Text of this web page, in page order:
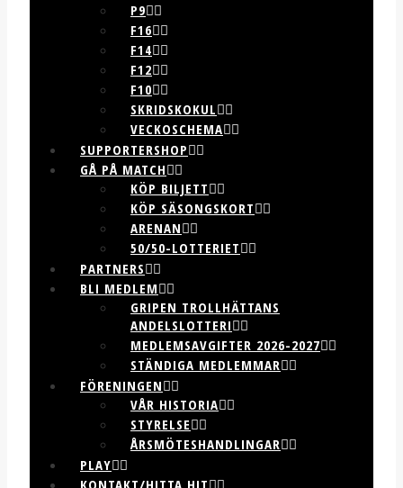
P9
F16
F14
F12
F10
SKRIDSKOKUL
VECKOSCHEMA
SUPPORTERSHOP
GÅ PÅ MATCH
KÖP BILJETT
KÖP SÄSONGSKORT
ARENAN
50/50-LOTTERIET
PARTNERS
BLI MEDLEM
GRIPEN TROLLHÄTTANS
ANDELSLOTTERI
MEDLEMSAVGIFTER 2026-2027
STÄNDIGA MEDLEMMAR
FÖRENINGEN
VÅR HISTORIA
STYRELSE
ÅRSMÖTESHANDLINGAR
PLAY
KONTAKT/HITTA HIT